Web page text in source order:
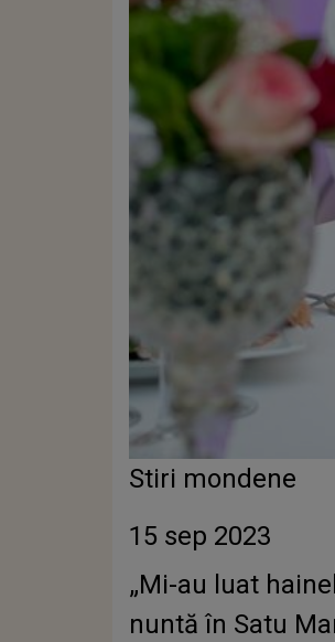
Stiri mondene
15 sep 2023
„Mi-au luat
nuntă în Satu